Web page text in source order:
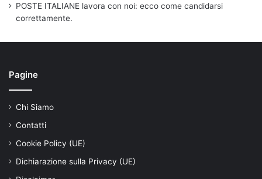
POSTE ITALIANE lavora con noi: ecco come candidarsi
correttamente.
Pagine
Chi Siamo
Contatti
Cookie Policy (UE)
Dichiarazione sulla Privacy (UE)